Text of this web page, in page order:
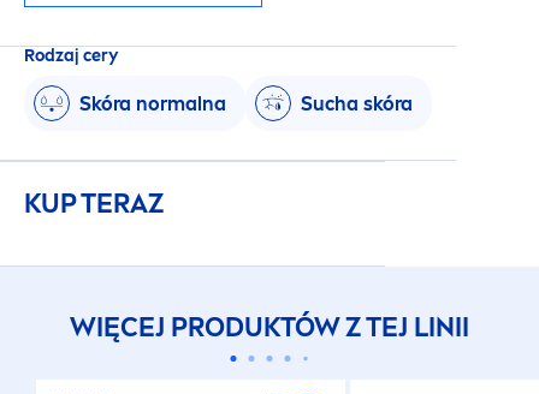
Rodzaj cery
Skóra normalna Sucha skóra
KUP TERAZ
WIĘCEJ PRODUKTÓW Z TEJ LINII